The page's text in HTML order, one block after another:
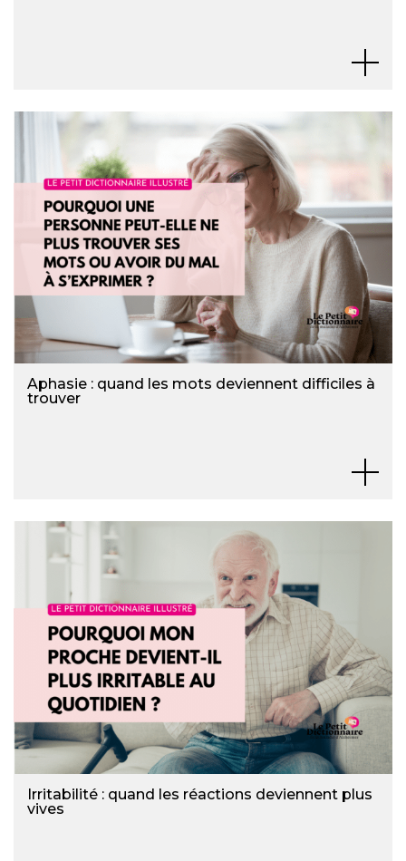
Aphasie : quand les mots deviennent difficiles à
trouver
Irritabilité : quand les réactions deviennent plus
vives